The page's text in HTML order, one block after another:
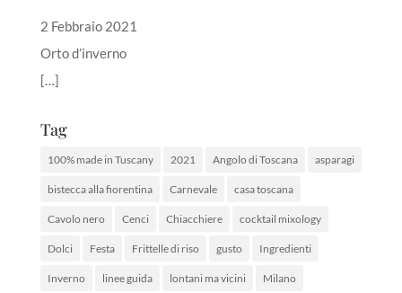
2 Febbraio 2021
Orto d’inverno
[…]
Tag
100% made in Tuscany 2021 Angolo di Toscana asparagi
bistecca alla fiorentina Carnevale casa toscana
Cavolo nero Cenci Chiacchiere cocktail mixology
Dolci Festa Frittelle di riso gusto Ingredienti
Inverno linee guida lontani ma vicini Milano